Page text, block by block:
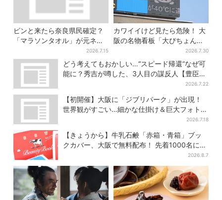
ピンと来たら奈良県民確定？
「マラソンタオル」が元ネタ
の汗取りインナー、販売数5万
枚突破
2026.7.15
カワイイけど見たら危険！ 大
阪の名物看板「大ぴちょんく
ん」に異変、青→真っ黒に…
2026.7.30
どう考えてもおかしい…“スピード帰還”なぜ可
能に？秀吉が噂した、3人目の謀反人【豊臣兄
2026.7.22
【初開催】大阪に「ジブリパーク」が出現！
世界観がすごい…細かな仕掛け＆巨大フォトス
2026.7.18
【きょうから】牛乳石鹸「赤箱・青箱」ブッ
クカバー、大阪で無料配布！ 先着1000名に
2026.8.7